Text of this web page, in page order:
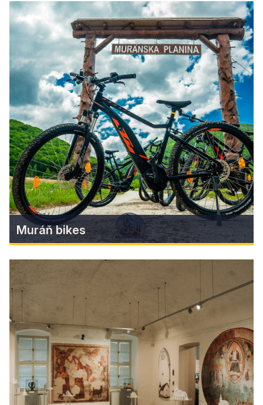
Zjazd na kolobežkách z Hrádku
do Jelšavy
Zažite 6 km dlhý zjazd na horských kolobežkách
z vrchu Hrádok nad mestom Jelšava. Či si
vychutnáte prírodu pri jazde pomalšej, alebo
zažijete adrenalín pri jazde rýchlej, je len na Vás
Zistiť viac
Muráň bikes
Muráň bikes
Objavte Muránsku planinu bez námahy: Nová
požičovňa v Muráni
Zistiť viac